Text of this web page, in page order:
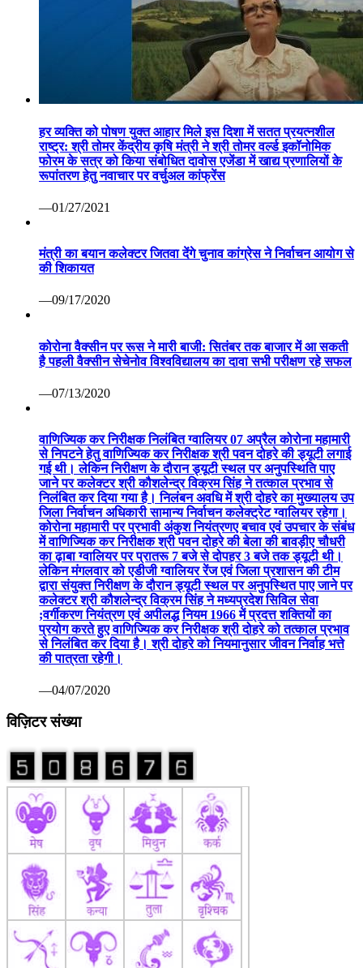
हर व्यक्ति को पोषण युक्त आहार मिले इस दिशा में सतत प्रयत्नशील
राष्ट्र: श्री तोमर केंद्रीय कृषि मंत्री ने श्री तोमर वर्ल्ड इकॉनोमिक
फोरम के सत्र को किया संबोधित दावोस एजेंडा में खाद्य प्रणालियों के
रूपांतरण हेतु नवाचार पर वर्चुअल कांफ्रेंस
—01/27/2021
मंत्री का बयान कलेक्टर जितवा देंगे चुनाव कांग्रेस ने निर्वाचन आयोग से
की शिकायत
—09/17/2020
कोरोना वैक्सीन पर रूस ने मारी बाजी: सितंबर तक बाजार में आ सकती
है पहली वैक्सीन सेचेनोव विश्वविद्यालय का दावा सभी परीक्षण रहे सफल
—07/13/2020
वाणिज्यिक कर निरीक्षक निलंबित ग्वालियर 07 अप्रैल कोरोना महामारी
से निपटने हेतु वाणिज्यिक कर निरीक्षक श्री पवन दोहरे की ड्यूटी लगाई
गई थी। लेकिन निरीक्षण के दौरान ड्यूटी स्थल पर अनुपस्थिति पाए
जाने पर कलेक्टर श्री कौशलेन्द्र विक्रम सिंह ने तत्काल प्रभाव से
निलंबित कर दिया गया है। निलंबन अवधि में श्री दोहरे का मुख्यालय उप
जिला निर्वाचन अधिकारी सामान्य निर्वाचन कलेक्ट्रेट ग्वालियर रहेगा।
कोरोना महामारी पर प्रभावी अंकुश नियंत्रणए बचाव एवं उपचार के संबंध
में वाणिज्यिक कर निरीक्षक श्री पवन दोहरे की बेला की बावड़ीए चौधरी
का ढ़ाबा ग्वालियर पर प्रातरू 7 बजे से दोपहर 3 बजे तक ड्यूटी थी।
लेकिन मंगलवार को एडीजी ग्वालियर रेंज एवं जिला प्रशासन की टीम
द्वारा संयुक्त निरीक्षण के दौरान ड्यूटी स्थल पर अनुपस्थित पाए जाने पर
कलेक्टर श्री कौशलेन्द्र विक्रम सिंह ने मध्यप्रदेश सिविल सेवा
;वर्गीकरण नियंत्रण एवं अपीलद्ध नियम 1966 में प्रदत्त शक्तियों का
प्रयोग करते हुए वाणिज्यिक कर निरीक्षक श्री दोहरे को तत्काल प्रभाव
से निलंबित कर दिया है। श्री दोहरे को नियमानुसार जीवन निर्वाह भत्ते
की पात्रता रहेगी।
—04/07/2020
विज़िटर संख्या